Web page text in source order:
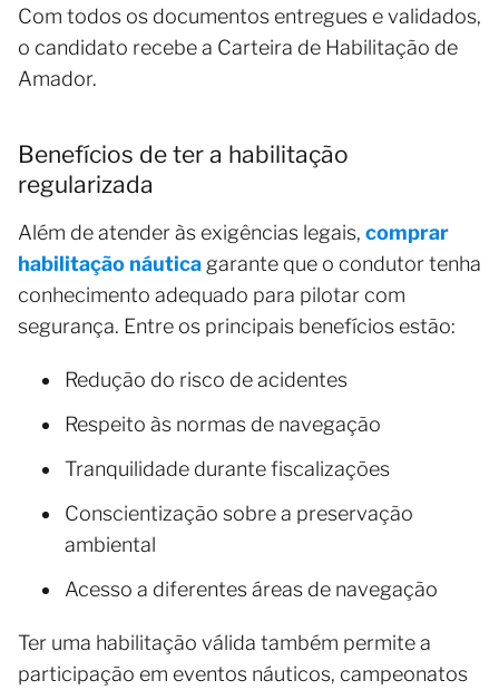
Com todos os documentos entregues e validados,
o candidato recebe a Carteira de Habilitação de
Amador.
Benefícios de ter a habilitação
regularizada
Além de atender às exigências legais, comprar
habilitação náutica garante que o condutor tenha
conhecimento adequado para pilotar com
segurança. Entre os principais benefícios estão:
Redução do risco de acidentes
Respeito às normas de navegação
Tranquilidade durante fiscalizações
Conscientização sobre a preservação
ambiental
Acesso a diferentes áreas de navegação
Ter uma habilitação válida também permite a
participação em eventos náuticos, campeonatos